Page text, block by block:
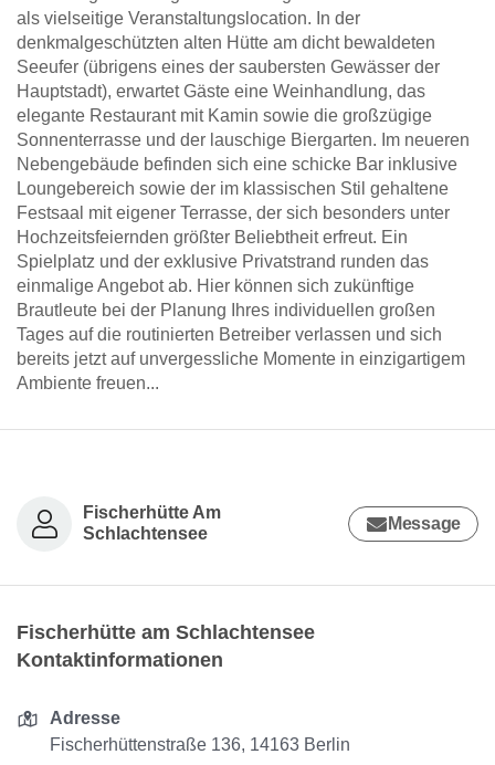
als vielseitige Veranstaltungslocation. In der
denkmalgeschützten alten Hütte am dicht bewaldeten
Seeufer (übrigens eines der saubersten Gewässer der
Hauptstadt), erwartet Gäste eine Weinhandlung, das
elegante Restaurant mit Kamin sowie die großzügige
Sonnenterrasse und der lauschige Biergarten. Im neueren
Nebengebäude befinden sich eine schicke Bar inklusive
Loungebereich sowie der im klassischen Stil gehaltene
Festsaal mit eigener Terrasse, der sich besonders unter
Hochzeitsfeiernden größter Beliebtheit erfreut. Ein
Spielplatz und der exklusive Privatstrand runden das
einmalige Angebot ab. Hier können sich zukünftige
Brautleute bei der Planung Ihres individuellen großen
Tages auf die routinierten Betreiber verlassen und sich
bereits jetzt auf unvergessliche Momente in einzigartigem
Ambiente freuen...
Fischerhütte Am
Schlachtensee
Message
Fischerhütte am Schlachtensee
Kontaktinformationen
Adresse
Fischerhüttenstraße 136, 14163 Berlin